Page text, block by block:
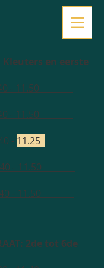
Kleuters en eerste
- 11.50
- 11.50
- 11.25
- 11.50
- 11.50
2de tot 6de